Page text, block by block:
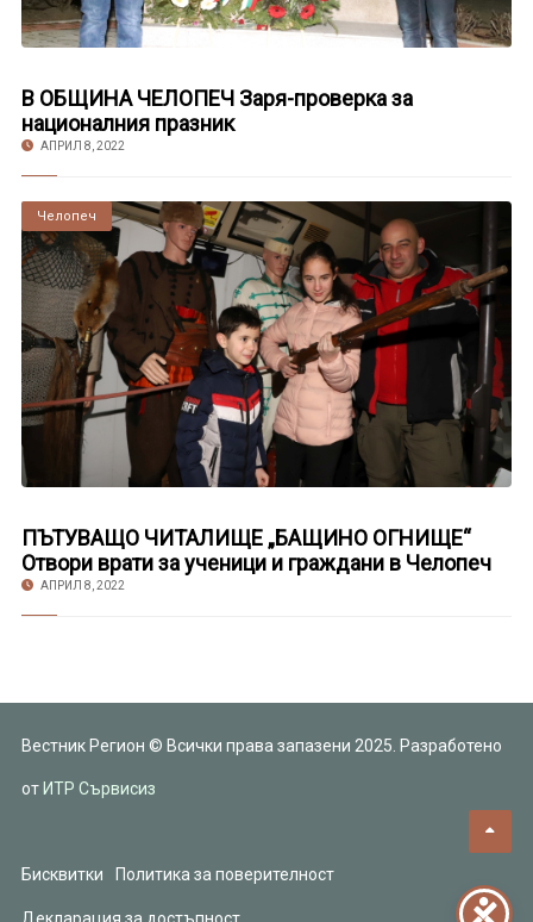
В ОБЩИНА ЧЕЛОПЕЧ Заря-проверка за
националния празник
АПРИЛ 8, 2022
Челопеч
ПЪТУВАЩО ЧИТАЛИЩЕ „БАЩИНО ОГНИЩЕ“
Отвори врати за ученици и граждани в Челопеч
АПРИЛ 8, 2022
Вестник Регион © Всички права запазени 2025. Разработено
от ИТР Сървисиз
Бисквитки Политика за поверителност